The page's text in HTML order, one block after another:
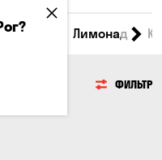
Лимонад
ФИЛЬТР